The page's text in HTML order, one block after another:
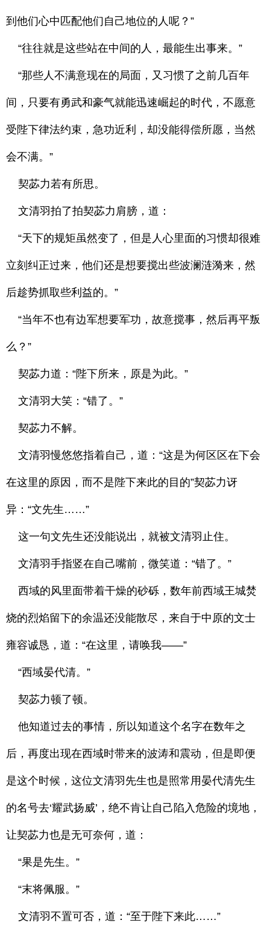
到他们心中匹配他们自己地位的人呢？”
“往往就是这些站在中间的人，最能生出事来。”
“那些人不满意现在的局面，又习惯了之前几百年
间，只要有勇武和豪气就能迅速崛起的时代，不愿意
受陛下律法约束，急功近利，却没能得偿所愿，当然
会不满。”
契苾力若有所思。
文清羽拍了拍契苾力肩膀，道：
“天下的规矩虽然变了，但是人心里面的习惯却很难
立刻纠正过来，他们还是想要搅出些波澜涟漪来，然
后趁势抓取些利益的。”
“当年不也有边军想要军功，故意搅事，然后再平叛
么？”
契苾力道：“陛下所来，原是为此。”
文清羽大笑：“错了。”
契苾力不解。
文清羽慢悠悠指着自己，道：“这是为何区区在下会
在这里的原因，而不是陛下来此的目的”契苾力讶
异：“文先生……”
这一句文先生还没能说出，就被文清羽止住。
文清羽手指竖在自己嘴前，微笑道：“错了。”
西域的风里面带着干燥的砂砾，数年前西域王城焚
烧的烈焰留下的余温还没能散尽，来自于中原的文士
雍容诚恳，道：“在这里，请唤我——”
“西域晏代清。”
契苾力顿了顿。
他知道过去的事情，所以知道这个名字在数年之
后，再度出现在西域时带来的波涛和震动，但是即便
是这个时候，这位文清羽先生也是照常用晏代清先生
的名号去‘耀武扬威’，绝不肯让自己陷入危险的境地，
让契苾力也是无可奈何，道：
“果是先生。”
“末将佩服。”
文清羽不置可否，道：“至于陛下来此……”